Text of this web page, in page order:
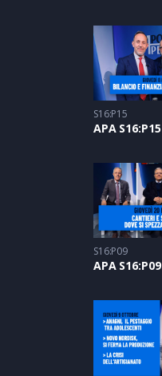
S16:P15
S16:P09